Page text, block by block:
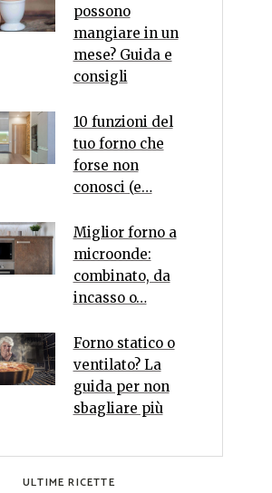
possono
mangiare in un
mese? Guida e
consigli
10 funzioni del
tuo forno che
forse non
conosci (e…
Miglior forno a
microonde:
combinato, da
incasso o…
Forno statico o
ventilato? La
guida per non
sbagliare più
ULTIME RICETTE